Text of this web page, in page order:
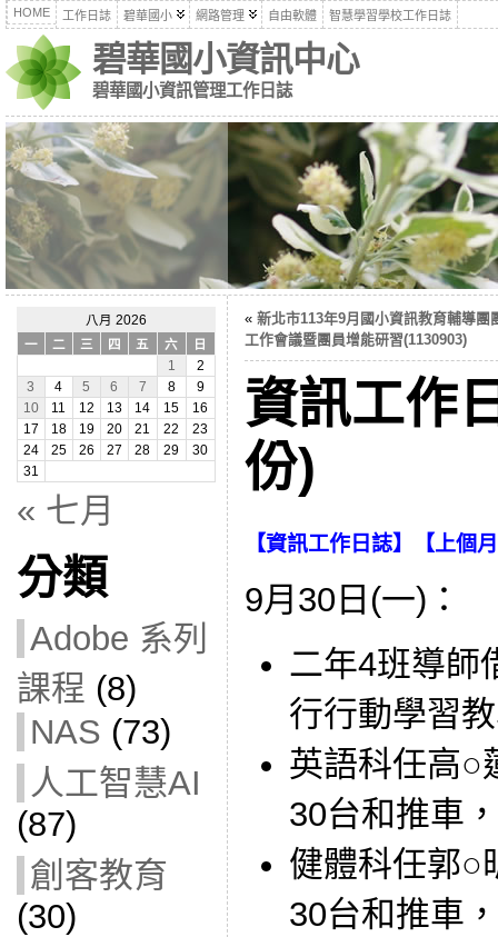
HOME 工作日誌 碧華國小 網路管理 自由軟體 智慧學習學校工作日誌
碧華國小資訊中心
碧華國小資訊管理工作日誌
八月 2026
一
二 三 四 五 六
日
1
2
3
4 5 6 7 8
9
10
11 12 13 14 15
16
17
18 19 20 21 22
23
24
25 26 27 28 29
30
31
« 七月
分類
Adobe 系列
課程 (8)
NAS (73)
人工智慧AI
(87)
創客教育
(30)
« 新北市113年9月國小資訊教育輔導團
工作會議暨團員增能研習(1130903)
資訊工作
份)
【資訊工作日誌】【上個
9月30日(一)：
二年4班導師
行行動學習
英語科任高○
30台和推車
健體科任郭○
30台和推車